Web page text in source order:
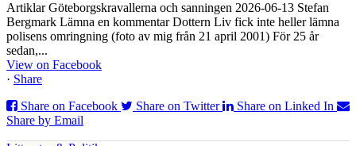
Artiklar Göteborgskravallerna och sanningen 2026-06-13 Stefan
Bergmark Lämna en kommentar Dottern Liv fick inte heller lämna
polisens omringning (foto av mig från 21 april 2001) För 25 år
sedan,...
View on Facebook
· Share
Share on Facebook
Share on Twitter
Share on Linked In
Share by Email